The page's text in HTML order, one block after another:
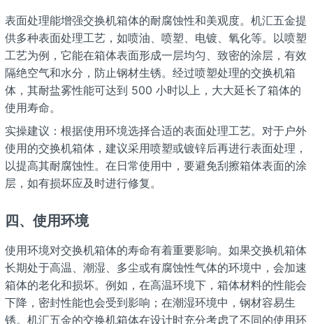
表面处理能增强交换机箱体的耐腐蚀性和美观度。机汇五金提
供多种表面处理工艺，如喷油、喷塑、电镀、氧化等。以喷塑
工艺为例，它能在箱体表面形成一层均匀、致密的涂层，有效
隔绝空气和水分，防止钢材生锈。经过喷塑处理的交换机箱
体，其耐盐雾性能可达到 500 小时以上，大大延长了箱体的
使用寿命。
实操建议：根据使用环境选择合适的表面处理工艺。对于户外
使用的交换机箱体，建议采用喷塑或镀锌后再进行表面处理，
以提高其耐腐蚀性。在日常使用中，要避免刮擦箱体表面的涂
层，如有损坏应及时进行修复。
四、使用环境
使用环境对交换机箱体的寿命有着重要影响。如果交换机箱体
长期处于高温、潮湿、多尘或有腐蚀性气体的环境中，会加速
箱体的老化和损坏。例如，在高温环境下，箱体材料的性能会
下降，密封性能也会受到影响；在潮湿环境中，钢材容易生
锈。机汇五金的交换机箱体在设计时充分考虑了不同的使用环